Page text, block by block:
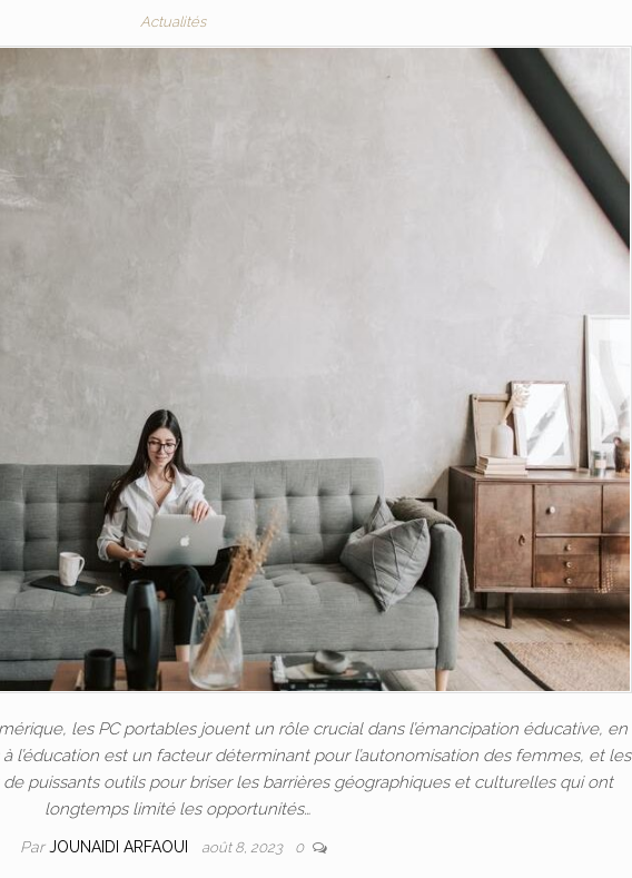
Actualités
les PC portables jouent un rôle crucial dans l’émancipation éducative, en
l’éducation est un facteur déterminant pour l’autonomisation des femmes, et les
puissants outils pour briser les barrières géographiques et culturelles qui ont
longtemps limité les opportunités…
ParJOUNAIDI ARFAOUI août 8, 2023 0